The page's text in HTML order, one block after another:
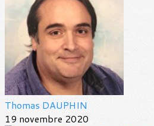
Thomas DAUPHIN
19 novembre 2020